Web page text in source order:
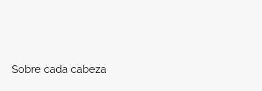
Sobre cada cabeza